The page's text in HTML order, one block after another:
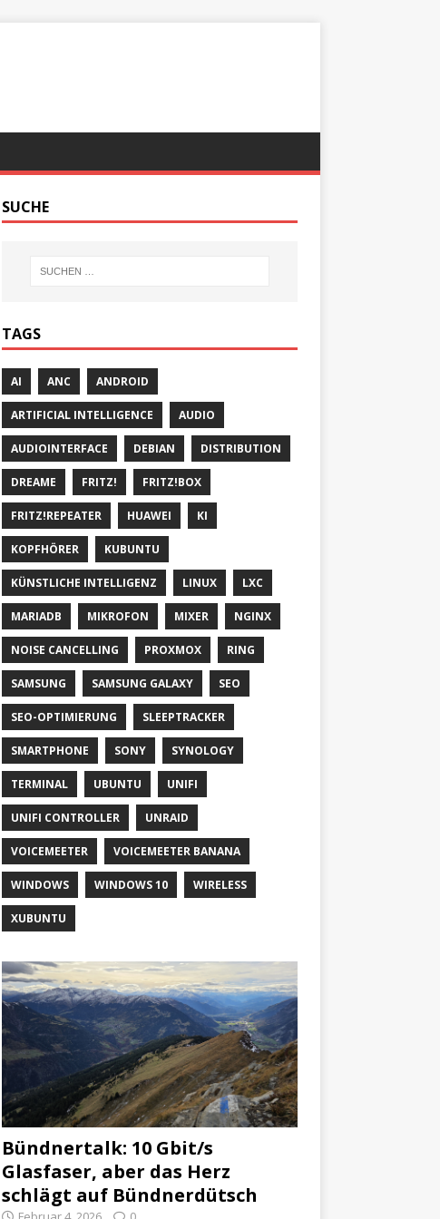
SUCHE
TAGS
AI ANC ANDROID
ARTIFICIAL INTELLIGENCE AUDIO
AUDIOINTERFACE DEBIAN DISTRIBUTION
DREAME FRITZ! FRITZ!BOX
FRITZ!REPEATER HUAWEI KI
KOPFHÖRER KUBUNTU
KÜNSTLICHE INTELLIGENZ LINUX LXC
MARIADB MIKROFON MIXER NGINX
NOISE CANCELLING PROXMOX RING
SAMSUNG SAMSUNG GALAXY SEO
SEO-OPTIMIERUNG SLEEPTRACKER
SMARTPHONE SONY SYNOLOGY
TERMINAL UBUNTU UNIFI
UNIFI CONTROLLER UNRAID
VOICEMEETER VOICEMEETER BANANA
WINDOWS WINDOWS 10 WIRELESS
XUBUNTU
Bündnertalk: 10 Gbit/s
Glasfaser, aber das Herz
schlägt auf Bündnerdütsch